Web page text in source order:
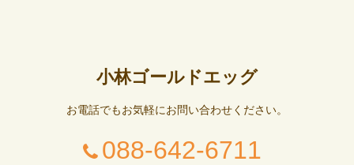
小林ゴールドエッグ
お電話でもお気軽にお問い合わせください。
088-642-6711